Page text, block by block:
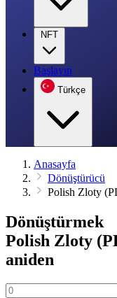
NFT
Başlayın
Türkçe
Anasayfa
Dönüştürücü
Polish Zloty
Dönüştürmek
Polish Zloty
aniden